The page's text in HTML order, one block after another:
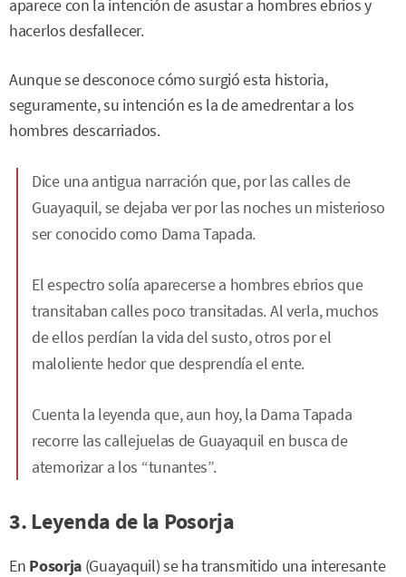
aparece con la intención de asustar a hombres ebrios y
hacerlos desfallecer.
Aunque se desconoce cómo surgió esta historia,
seguramente, su intención es la de amedrentar a los
hombres descarriados.
Dice una antigua narración que, por las calles de
Guayaquil, se dejaba ver por las noches un misterioso
ser conocido como Dama Tapada.
El espectro solía aparecerse a hombres ebrios que
transitaban calles poco transitadas. Al verla, muchos
de ellos perdían la vida del susto, otros por el
maloliente hedor que desprendía el ente.
Cuenta la leyenda que, aun hoy, la Dama Tapada
recorre las callejuelas de Guayaquil en busca de
atemorizar a los “tunantes”.
3. Leyenda de la Posorja
En Posorja (Guayaquil) se ha transmitido una interesante